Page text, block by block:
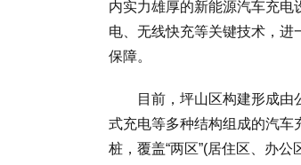
内实力雄厚的新能源汽车充
电、无线快充等关键技术，进
保障。
目前，坪山区构建形成由公
式充电等多种结构组成的汽车
桩，覆盖“两区”(居住区、办公